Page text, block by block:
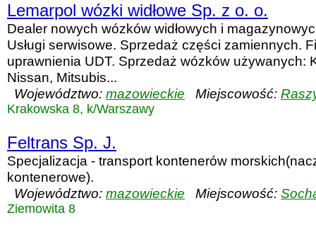
Lemarpol wózki widłowe Sp. z o. o.
Dealer nowych wózków widłowych i
Usługi serwisowe. Sprzedaż części zamiennych.
uprawnienia UDT. Sprzedaż wózków używanych:
Nissan, Mitsubis...
Województwo: mazowieckie Miejscowość:
Krakowska 8, k/Warszawy
Feltrans Sp. J.
Specjalizacja - transport kontenerów
kontenerowe).
Województwo: mazowieckie Miejscowość:
Ziemowita 8